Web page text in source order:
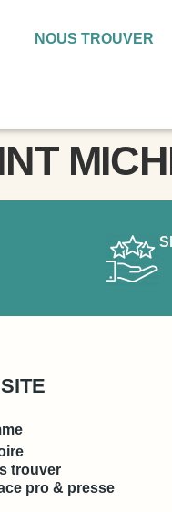
NOUS TROUVER
trouver
pro & presse